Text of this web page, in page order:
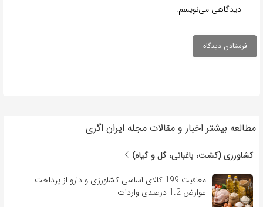
دیدگاهی می‌نویسم.
مطالعه بیشتر اخبار و مقالات مجله ایران اگری
کشاورزی (کشت، باغبانی، گل و گیاه)
معافیت 199 کالای اساسی کشاورزی و دارو از پرداخت
عوارض 1.2 درصدی واردات